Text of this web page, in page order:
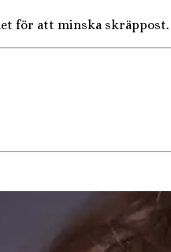
för att minska skräppost.